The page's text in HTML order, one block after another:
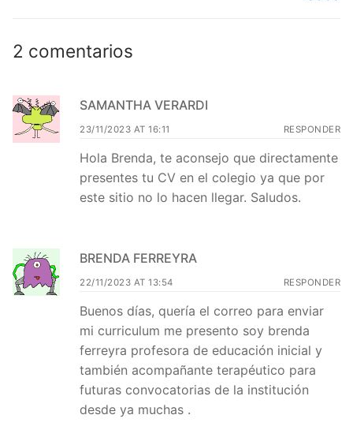
2 comentarios
SAMANTHA VERARDI
23/11/2023 AT 16:11 RESPONDER
Hola Brenda, te aconsejo que directamente
presentes tu CV en el colegio ya que por
este sitio no lo hacen llegar. Saludos.
BRENDA FERREYRA
22/11/2023 AT 13:54 RESPONDER
Buenos días, quería el correo para enviar
mi curriculum me presento soy brenda
ferreyra profesora de educación inicial y
también acompañante terapéutico para
futuras convocatorias de la institución
desde ya muchas .